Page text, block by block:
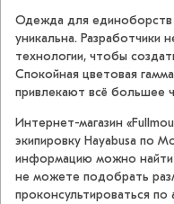
Одежда для единоборств
уникальна. Разработчики
технологии, чтобы
Спокойная цветовая
привлекают всё большее
Интернет-магазин
экипировку Hayabusa по
информацию можно найти
не можете подобрать
проконсультироваться